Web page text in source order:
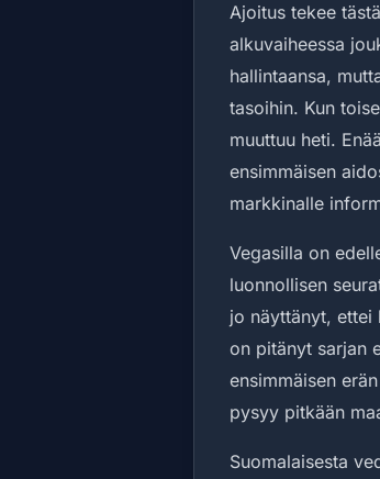
Ajoitus tekee
alkuvaiheessa
hallintaansa,
tasoihin. Kun
muuttuu heti.
ensimmäisen
markkinalle
Vegasilla on
luonnollisen
jo näyttänyt, ettei
on pitänyt sarjan
ensimmäisen
pysyy pitkään
Suomalaisesta